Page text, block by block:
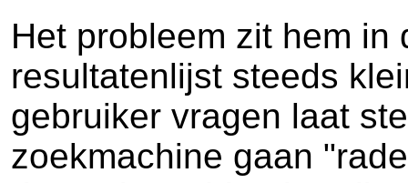
Het probleem zit hem
resultatenlijst steeds
gebruiker vragen laat
zoekmachine gaan